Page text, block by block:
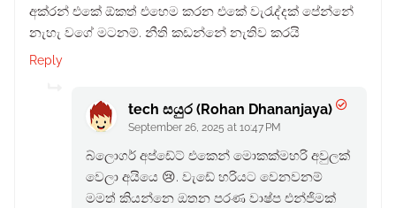
අක්රන් එකේ ඕකත් එහෙම කරන එකේ වැරැද්දක් පේන්නේ
නැහැ වගේ මටනම්. නීති කඩන්නේ නැතිව කරයි
Reply
tech සයුර (Rohan Dhananjaya)
September 26, 2025 at 10:47 PM
බ්ලොගර් අප්ඩේට් එකෙන් මොකක්මහරි අවුලක්
වෙලා අයියෙ 😢. වැඩේ හරියට වෙනවනම්
මමත් කියන්නෙ ඔතන පරණ වාෂ්ප එන්ජිමක්